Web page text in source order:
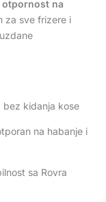
na
za sve frizere i
bez kidanja kose
na habanje i
sa Rovra